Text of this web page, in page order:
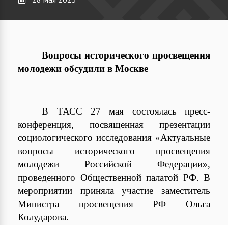
Вопросы исторического просвещения
молодежи обсудили в Москве
В ТАСС 27 мая состоялась пресс-
конференция, посвященная презентации
социологического исследования «Актуальные
вопросы исторического просвещения
молодежи Российской Федерации»,
проведенного Общественной палатой РФ. В
мероприятии приняла участие заместитель
Министра просвещения РФ Ольга
Колударова.